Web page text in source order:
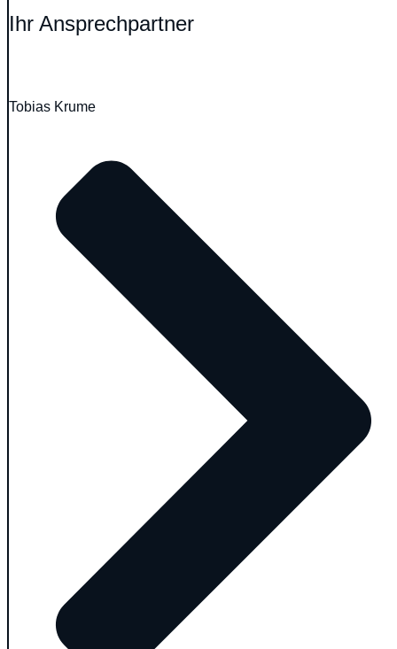
Ihr Ansprechpartner
Tobias Krume